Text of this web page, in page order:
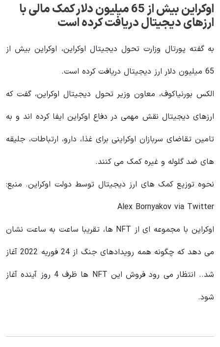
اوکراین بیش از 65 میلیون دلار کمک مالی با
ارزهای دیجیتال دریافت کرده است
به گفته پورتال وزارت تحول دیجیتال اوکراین، اوکراین بیش از
65 میلیون دلار ارز دیجیتال دریافت کرده است.
الکس بورنیاکوف، معاون وزیر تحول دیجیتال اوکراین، گفت که
ارزهای دیجیتال نقش مهمی در دفاع اوکراین ایفا کرده اند و به
تامین تقاضای سربازان اوکراینی برای غذا، دارو، ارتباطات، جلیقه
های ضد گلوله و غیره کمک می کنند.
نحوه توزیع کمک‌ های ارز دیجیتال توسط دولت اوکراین. منبع:
Alex Bornyakov via Twitter
اوکراین با مجموعه ای از NFT ها، تقریبا ساعت به ساعت نشان
می دهد که چگونه همه رویدادهای جنگ از 24 فوریه 2022 آغاز
شد.. انتظار می رود فروش این NFT ها ظرف 4 روز آینده آغاز
شود.